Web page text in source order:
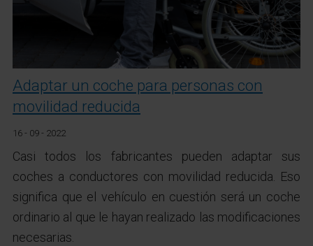
Adaptar un coche para personas con
movilidad reducida
16 - 09 - 2022
Casi todos los fabricantes pueden adaptar sus
coches a conductores con movilidad reducida. Eso
significa que el vehículo en cuestión será un coche
ordinario al que le hayan realizado las modificaciones
necesarias.